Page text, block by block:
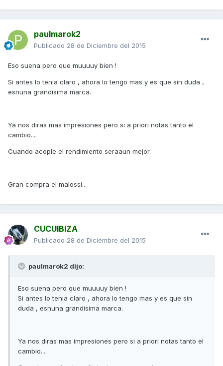
paulmarok2
Publicado 28 de Diciembre del 2015
Eso suena pero que muuuuy bien !
Si antes lo tenia claro , ahora lo tengo mas y es que sin duda ,
esnuna grandisima marca.
Ya nos diras mas impresiones pero si a priori notas tanto el
cambio....
Cuando acople el rendimiento seraaun mejor
Gran compra el malossi..
CUCUIBIZA
Publicado 28 de Diciembre del 2015
paulmarok2 dijo:
Eso suena pero que muuuuy bien !
Si antes lo tenia claro , ahora lo tengo mas y es que sin
duda , esnuna grandisima marca.
Ya nos diras mas impresiones pero si a priori notas tanto el
cambio....